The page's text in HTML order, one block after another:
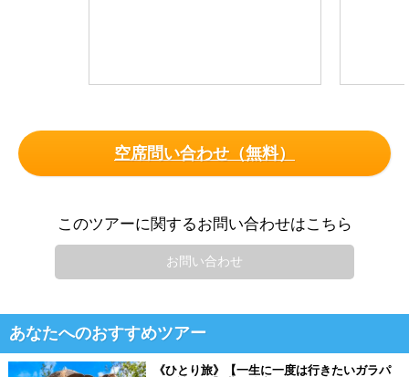
空席問い合わせ（無料）
このツアーに関するお問い合わせはこちら
お問い合わせ
あなたへのおすすめツアー
《ひとり旅》【一生に一度は行きたいガラパ